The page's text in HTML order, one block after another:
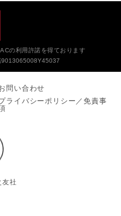
の利用許諾を得ております
9013065008Y45037
問い合わせ
ライバシーポリシー／免責事
社